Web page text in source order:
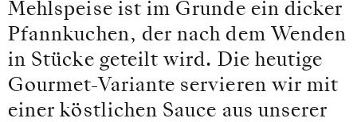
Mehlspeise ist im Grunde ein dicker
Pfannkuchen, der nach dem Wenden
in Stücke geteilt wird. Die heutige
Gourmet-Variante servieren wir mit
einer köstlichen Sauce aus unserer